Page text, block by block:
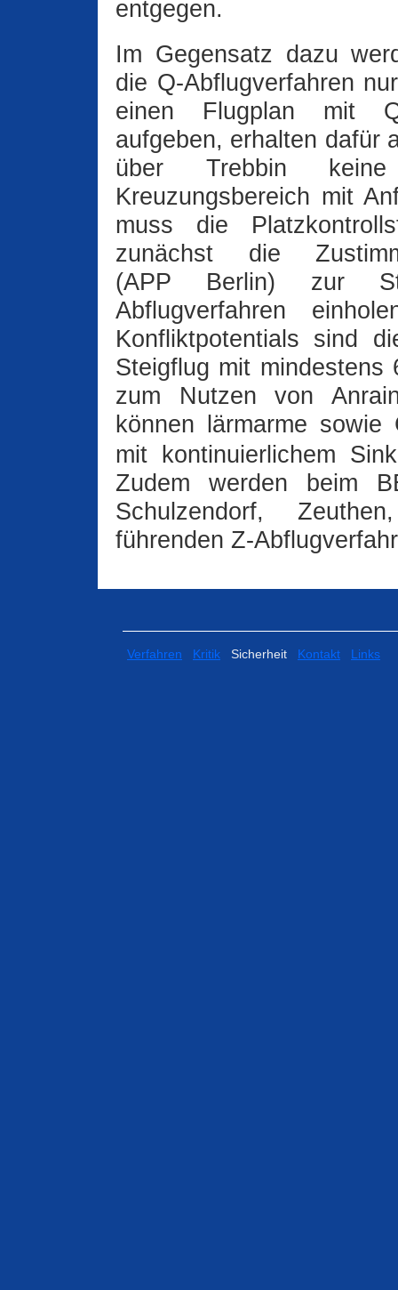
entgegen.
Im Gegensatz dazu
die Q‑Abflugverfahren
einen Flugplan mit
aufgeben, erhalten dafür
über Trebbin
Kreuzungsbereich mit
muss die
zunächst die
(APP Berlin) zur
Abflugverfahren
Konfliktpotentials sind
Steigflug mit mindestens
zum Nutzen von
können lärmarme sowie
mit kontinuierlichem
Zudem werden beim
Schulzendorf,
führenden
Verfahren Kritik Sicherheit Kontakt Links